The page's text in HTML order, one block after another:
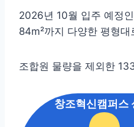
2026년 10월 입주 예정
84m²까지 다양한 평형
조합원 물량을 제외한
창조혁신캠퍼스